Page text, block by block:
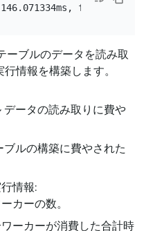
ーブルのデータを読み取
情報を構築します。
データの読み取りに費や
ブルの構築に費やされた
情報:
カーの数。
ーカーが消費した合計時